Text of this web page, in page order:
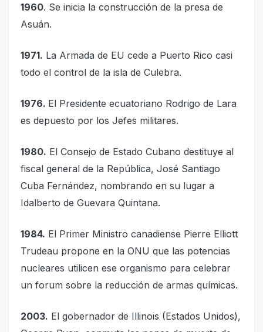
1960. Se inicia la construcción de la presa de
Asuán.
1971. La Armada de EU cede a Puerto Rico casi
todo el control de la isla de Culebra.
1976. El Presidente ecuatoriano Rodrigo de Lara
es depuesto por los Jefes militares.
1980. El Consejo de Estado Cubano destituye al
fiscal general de la República, José Santiago
Cuba Fernández, nombrando en su lugar a
Idalberto de Guevara Quintana.
1984. El Primer Ministro canadiense Pierre Elliott
Trudeau propone en la ONU que las potencias
nucleares utilicen ese organismo para celebrar
un forum sobre la reducción de armas químicas.
2003. El gobernador de Illinois (Estados Unidos),